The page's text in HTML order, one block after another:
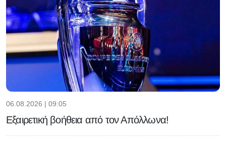
06.08.2026 | 09:05
Εξαιρετική βοήθεια από τον Απόλλωνα!